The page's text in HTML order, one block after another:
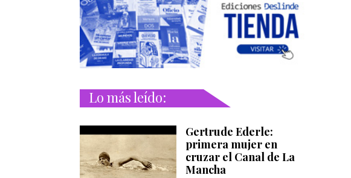
Lo más leído:
Gertrude Ederle:
primera mujer en
cruzar el Canal de La
Mancha